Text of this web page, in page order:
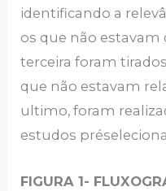
identificando a
os que não estavam
terceira foram
que não estavam
ultimo, foram
estudos
FIGURA 1-